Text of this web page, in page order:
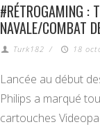
#RÉTROGAMING :
NAVALE/COMBAT
Turk182 / 18
Lancée au début
Philips a marqué
cartouches